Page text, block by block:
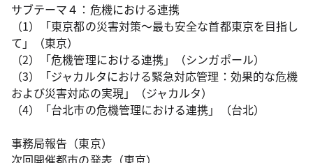
サブテーマ４：危機における連携
（1）「東京都の災害対策～最も安全な首都東京を目指し
て」（東京）
（2）「危機管理における連携」（シンガポール）
（3）「ジャカルタにおける緊急対応管理：効果的な危機
および災害対応の実現」（ジャカルタ）
（4）「台北市の危機管理における連携」（台北）
事務局報告（東京）